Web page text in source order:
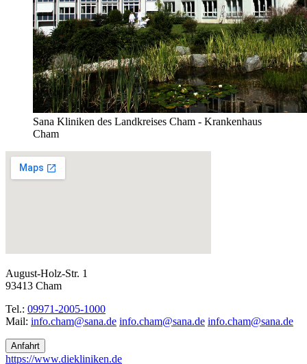
Sana Kliniken des Landkreises Cham - Krankenhaus
Cham
August-Holz-Str. 1
93413 Cham
Tel.: 09971-2005-1000
Mail:
ed.anas@mahc.ofni
ed.anas@mahc.ofni
ed.anas@mahc.ofni
Anfahrt
https://www.diekliniken.de